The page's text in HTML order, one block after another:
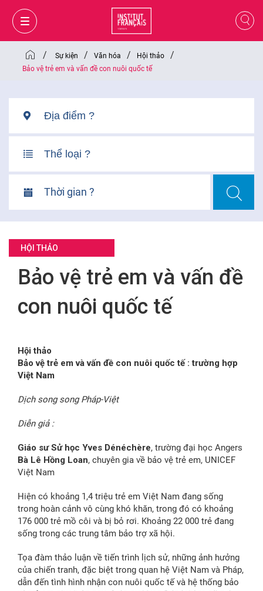
GIỎ HÀNG ĐĂNG NHẬP
/ Sự kiện / Văn hóa / Hội thảo /
Bảo vệ trẻ em và vấn đề con nuôi quốc tế
Thời gian ?
HỘI THẢO
Bảo vệ trẻ em và vấn đề
con nuôi quốc tế
Hội thảo
Bảo vệ trẻ em và vấn đề con nuôi quốc tế : trường hợp
Việt Nam
Dịch song song Pháp-Việt
Diễn giả :
Giáo sư Sử học Yves Dénéchère, trường đại học Angers
Bà Lê Hồng Loan, chuyên gia về bảo vệ trẻ em, UNICEF
Việt Nam
Hiện có khoảng 1,4 triệu trẻ em Việt Nam đang sống
trong hoàn cảnh vô cùng khó khăn, trong đó có khoảng
176 000 trẻ mồ côi và bị bỏ rơi. Khoảng 22 000 trẻ đang
sống trong các trung tâm bảo trợ xã hội.
Tọa đàm thảo luận về tiến trình lịch sử, những ảnh hưởng
của chiến tranh, đặc biệt trong quan hệ Việt Nam và Pháp,
dẫn đến tình hình nhận con nuôi quốc tế và hệ thống bảo